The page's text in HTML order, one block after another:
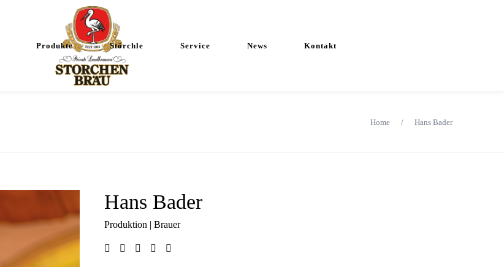
Produkte Störchle Service News Kontakt
Home / Hans Bader
Hans Bader
Produktion | Brauer